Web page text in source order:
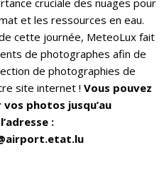
et les ressources en eau.
cette journée, MeteoLux fait
de photographes afin de
de photographies de
site internet ! Vous pouvez
photos jusqu’au
: